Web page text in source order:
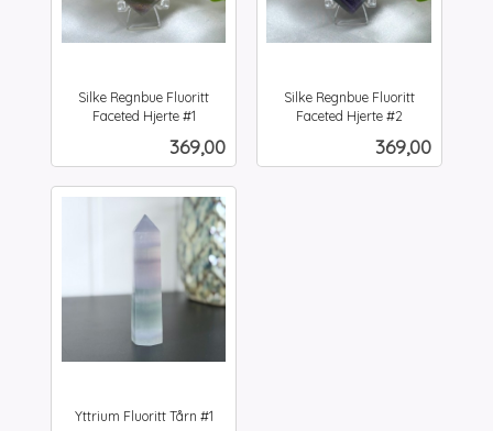
Silke Regnbue Fluoritt
Faceted Hjerte #1
Pris
369,00
Silke Regnbue Fluoritt
Faceted Hjerte #2
Pris
369,00
Yttrium Fluoritt Tårn #1